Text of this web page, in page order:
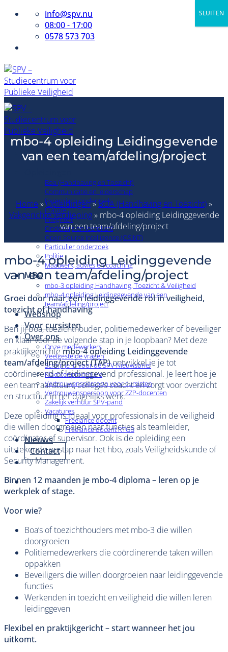
info@spv.nu
08:00 - 17:00
0578 573 703
Boa (Handhaving en Toezicht)
Communicatie en leiderschap
Forensisch onderzoek
Fraude
Integriteit
Onderwijs en leerplicht
Open Source Intelligence (OSINT)
Particulier onderzoek
Politie
Maatwerk, advies en coaching
MBO
mbo-3 opleiding Handhaving, Toezicht & Veiligheid
mbo-4 opleiding Leidinggevende van een
team/afdeling/project
Webshop
Voor cursisten
Over ons
Onze medewerkers
Veelgestelde vragen
Schrijf je in voor de SPV Nieuwsbrief
Klachtenprocedure
Vertrouwenspersoon voor cursisten
Vertrouwenspersoon voor ZZP-docenten
Zakelijk verhuur SPV-pand
Vacatures
Freelance docent
Freelance docent RTGB
Nieuws
Contact
mbo-4 opleiding Leidinggevende
van een team/afdeling/project
Home »Opleidingen»BOA (Handhaving en Toezicht)»
Vakgerichte verdieping» mbo-4 opleiding Leidinggevende
van een team/afdeling/project
mbo-4 opleiding Leidinggevende
van een team/afdeling/project
Groei door naar een leidinggevende rol in veiligheid,
toezicht of handhaving
Ben jij boa, toezichthouder, politiemedewerker of beveiliger
en klaar voor de volgende stap in je loopbaan? Met deze
praktijkgerichtembo-4 opleiding Leidinggevende
team/afdeling/project (TAP)ontwikkel je je tot
coördinerend of leidinggevend professional. Je leert hoe je
een team aanstuurt, collega’s coacht en zorgt voor overzicht
en structuur in het dagelijks werk.
Deze opleiding is ideaal voor professionals in de veiligheid
die willen doorgroeien naar functies als teamleider,
coördinator of supervisor. Ook is de opleiding een
uitstekende opstap naar het hbo, zoals Veiligheidskunde of
Security Management.
Binnen 12 maanden je mbo-4 diploma – leren op je
werkplek of stage.
Voor wie?
Boa’s of toezichthouders met mbo-3 die willen
doorgroeien
Politiemedewerkers die coördinerende taken willen
oppakken
Beveiligers die willen doorgroeien naar leidinggevende
functies
Werkenden in toezicht en veiligheid die willen leren
leidinggeven
Flexibel en praktijkgericht – start wanneer het jou
uitkomt.
SLUITEN